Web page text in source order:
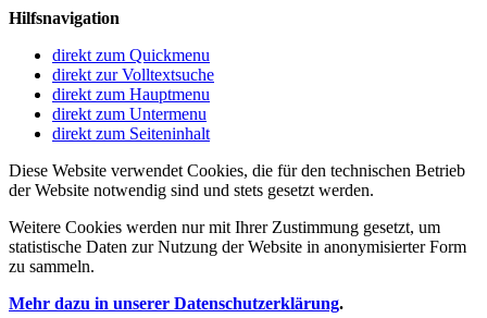
Hilfsnavigation
direkt zum Quickmenu
direkt zur Volltextsuche
direkt zum Hauptmenu
direkt zum Untermenu
direkt zum Seiteninhalt
Diese Website verwendet Cookies, die für den technischen Betrieb
der Website notwendig sind und stets gesetzt werden.
Weitere Cookies werden nur mit Ihrer Zustimmung gesetzt, um
statistische Daten zur Nutzung der Website in anonymisierter Form
zu sammeln.
Mehr dazu in unserer Datenschutzerklärung.